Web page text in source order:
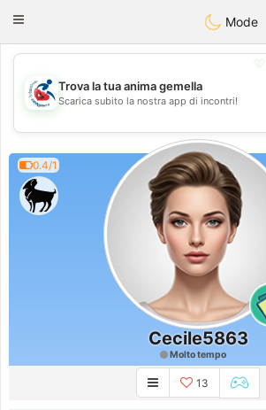
Handi Space
Toggle
Mode
💖
💕
Trova la tua anima gemella
Scarica subito la nostra app di incontri!
0.4/1
Cecile5863
Molto tempo
13